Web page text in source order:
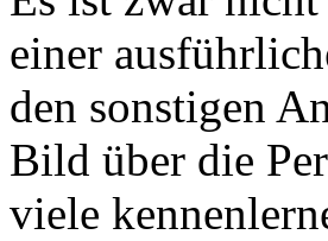
einer
den sonstigen
Bild über die
viele